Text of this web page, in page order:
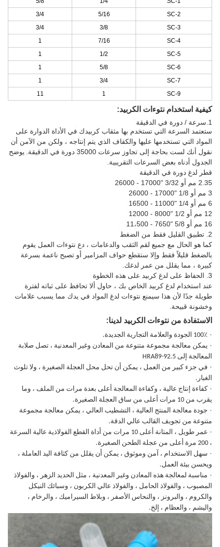
SC-2
5/16
3/4
SC-3
3/8
3/4
SC-4
7/16
SC-5
1/2
SC-6
5/8
SC-7
3/4
SC-9
11
كيفية استخدام نتوءات الكربيد:
ستعتمد السرعة التي تستخدم بها مثقاب كربيدك في الأداة الدوارة على
المواد التي تستخدمها عليها والكفاف الذي يتم إنتاجه ، ولكن من الآمن أن
نقول أنك لست بحاجة إلى تجاوز سرعات 35000 دورة في الدقيقة.
يوضح
الجدول أدناه بعض السرعات التقريبية.
قطر لدغ دورة في الدقيقة
2.35 مم أو 3/32 "17000 - 26000
12 مم أو 1/2 "8000 - 12000
16 مم أو 5/8 "7650 - 11،500
كما هو الحال مع جميع لقم الثقب والدعامات ، دع نتوءات العمل يقوم
بالضغط قليلاً فقط وإلا ستقطع حواف المزامير أو تصبح ناعمة بسرعة
كبيرة ، مما يقلل من عمر لدغك.
عند استخدام لدغ كربيد الخاص بك ، حاول ألا تحافظ على ثباته لفترة
طويلة جدًا لأن هذا سيمنع نتوءات لدغ المواد في يدك مما يسبب علامات
وخشونة قبيحة.
الاستفادة من نتوءات الكربيد لدينا:
100٪ الجودة والعلامة التجارية الجديدة.
يمكن معالجة مجموعة متنوعة من المعادن وغير المعدنية ، تصل صلابة
المعالجة إلى HRA89-92.5
في جزء كبير من العمل ، يمكن أن تحل محل العجلة الصغيرة ، ولا تلوث
الغبار.
كفاءة إنتاج عالية ، وكفاءة المعالجة أعلى بعدة مرات من الملف ، وما
يقرب من 10 مرات أعلى من ساق العجلة الصغيرة.
جودة معالجة المنتج العالية ، التشطيب العالي ، يمكن معالجة مجموعة
متنوعة من تجويف القالب عالي الدقة.
عمر طويل ، المتانة أعلى 10 مرات من أداة القطع الفولاذية عالية السرعة
سهل الاستخدام ، آمن وموثوق ، يمكن أن يقلل من كثافة اليد العاملة ،
ويحسن بيئة العمل.
مناسبة لمعالجة هذه المعادن وغير المعدنية ، مثل الحديد الزهر ، والفولاذ
المصبوب ، والفولاذ الحامل ، والفولاذ عالي الكربون ، وسبائك النيكل
والكروم ، والبرونز ، والنحاس الأصفر ، وبلاط السيراميك ، والرخام ،
واليشم ، والعظام ، إلخ.